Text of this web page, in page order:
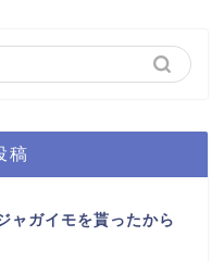
稿
ャガイモを貰ったから